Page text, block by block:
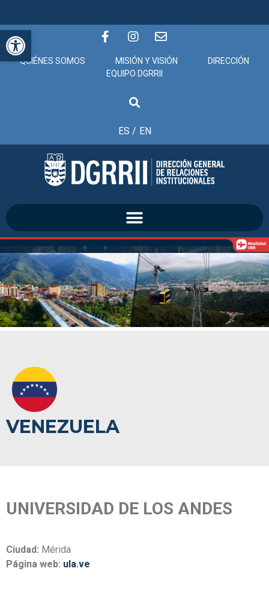
Abrir barra de herramientas
QUIÉNES SOMOS MISIÓN Y VISIÓN
DIRECCIÓN
EQUIPO DGRRII
ES / EN
VENEZUELA
UNIVERSIDAD DE LOS ANDES
Ciudad: Mérida
Página web: ula.ve